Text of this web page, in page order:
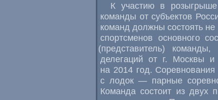
К участию в
команды от субъектов
команд должны состоять
спортсменов основного
(представитель) команды,
делегаций от г. Москвы
на 2014 год.
с лодок — парные
Команда состоит из двух